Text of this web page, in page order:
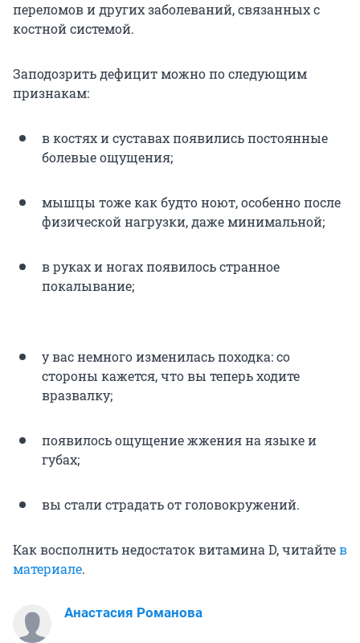
переломов и других заболеваний, связанных с
костной системой.
Заподозрить дефицит можно по следующим
признакам:
в костях и суставах появились постоянные
болевые ощущения;
мышцы тоже как будто ноют, особенно после
физической нагрузки, даже минимальной;
в руках и ногах появилось странное
покалывание;
у вас немного изменилась походка: со
стороны кажется, что вы теперь ходите
вразвалку;
появилось ощущение жжения на языке и
губах;
вы стали страдать от головокружений.
Как восполнить недостаток витамина D, читайтев
материале.
Анастасия Романова